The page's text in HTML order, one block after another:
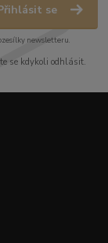
se
newsletteru.
se kdykoli odhlásit.